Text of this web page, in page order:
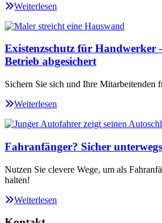
Weiterlesen
Existenzschutz für Handwerker
Betrieb abgesichert
Sichern Sie sich und Ihre Mitarbeitenden
Weiterlesen
Fahranfänger? Sicher
Nutzen Sie clevere Wege, um als
halten!
Weiterlesen